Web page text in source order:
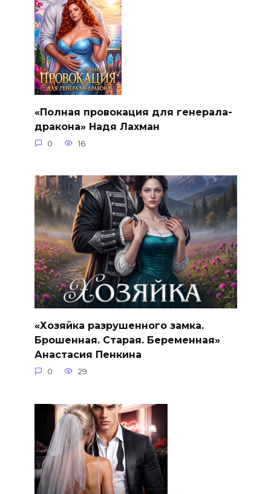
«Полная провокация для генерала-
дракона» Надя Лахман
0 16
«Хозяйка разрушенного замка.
Брошенная. Старая. Беременная»
Анастасия Пенкина
0 29